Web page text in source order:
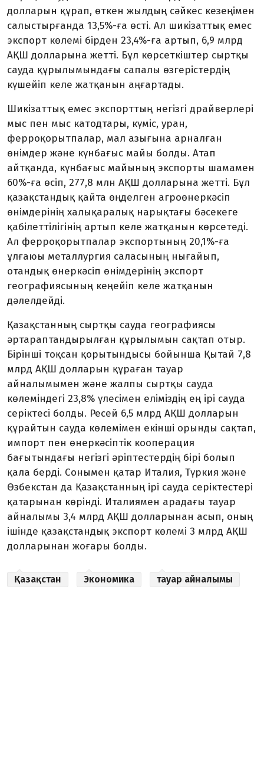
долларын құрап, өткен жылдың сәйкес кезеңімен
салыстырғанда 13,5%-ға өсті. Ал шикізаттық емес
экспорт көлемі бірден 23,4%-ға артып, 6,9 млрд
АҚШ долларына жетті. Бұл көрсеткіштер сыртқы
сауда құрылымындағы сапалы өзгерістердің
күшейіп келе жатқанын аңғартады.
Шикізаттық емес экспорттың негізгі драйверлері
мыс пен мыс катодтары, күміс, уран,
ферроқорытпалар, мал азығына арналған
өнімдер және күнбағыс майы болды. Атап
айтқанда, күнбағыс майының экспорты шамамен
60%-ға өсіп, 277,8 млн АҚШ долларына жетті. Бұл
қазақстандық қайта өңделген агроөнеркәсіп
өнімдерінің халықаралық нарықтағы бәсекеге
қабілеттілігінің артып келе жатқанын көрсетеді.
Ал ферроқорытпалар экспортының 20,1%-ға
ұлғаюы металлургия саласының нығайып,
отандық өнеркәсіп өнімдерінің экспорт
географиясының кеңейіп келе жатқанын
дәлелдейді.
Қазақстанның сыртқы сауда географиясы
әртараптандырылған құрылымын сақтап отыр.
Бірінші тоқсан қорытындысы бойынша Қытай 7,8
млрд АҚШ долларын құраған тауар
айналымымен және жалпы сыртқы сауда
көлеміндегі 23,8% үлесімен еліміздің ең ірі сауда
серіктесі болды. Ресей 6,5 млрд АҚШ долларын
құрайтын сауда көлемімен екінші орынды сақтап,
импорт пен өнеркәсіптік кооперация
бағытындағы негізгі әріптестердің бірі болып
қала берді. Сонымен қатар Италия, Түркия және
Өзбекстан да Қазақстанның ірі сауда серіктестері
қатарынан көрінді. Италиямен арадағы тауар
айналымы 3,4 млрд АҚШ долларынан асып, оның
ішінде қазақстандық экспорт көлемі 3 млрд АҚШ
долларынан жоғары болды.
Қазақстан Экономика тауар айналымы